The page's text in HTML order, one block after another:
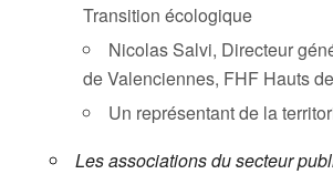
Transition écologique
​Nicolas Salvi, Directeur
de Valenciennes, FHF Hauts
​Un représentant de la
Les associations du secteur